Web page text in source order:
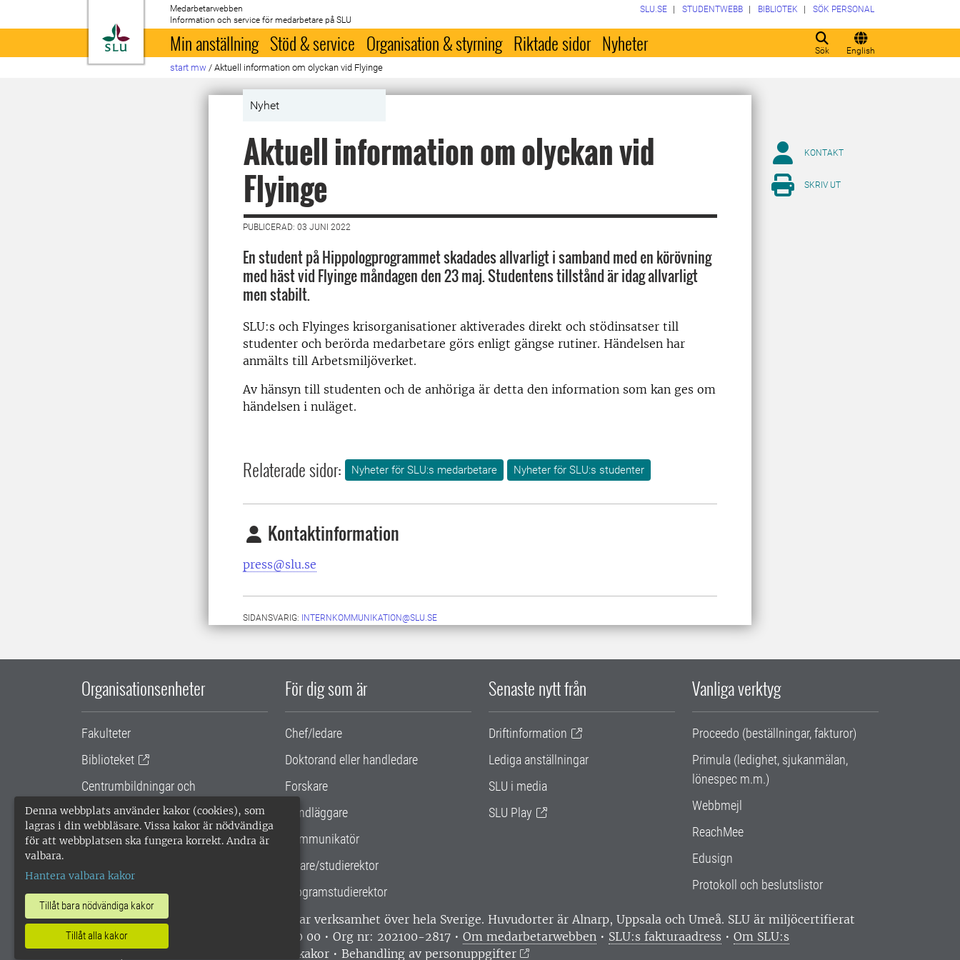
Denna webbplats använder kakor (cookies), som
lagras i din webbläsare. Vissa kakor är nödvändiga
för att webbplatsen ska fungera korrekt. Andra är
valbara.
Hantera valbara kakor
Tillåt bara nödvändiga kakor
Tillåt alla kakor
Till startsida
Medarbetarwebben
Information och service för medarbetare på SLU
Sök English
SLU.SE STUDENTWEBB BIBLIOTEK SÖK PERSONAL
Min anställning Stöd & service Organisation & styrning Riktade sidor Nyheter
start mw / Aktuell information om olyckan vid Flyinge
Nyhet
Aktuell information om olyckan vid
Flyinge
PUBLICERAD: 03 JUNI 2022
En student på Hippologprogrammet skadades allvarligt i samband med en körövning
med häst vid Flyinge måndagen den 23 maj. Studentens tillstånd är idag allvarligt
men stabilt.
SLU:s och Flyinges krisorganisationer aktiverades direkt och stödinsatser till
studenter och berörda medarbetare görs enligt gängse rutiner. Händelsen har
anmälts till Arbetsmiljöverket.
Av hänsyn till studenten och de anhöriga är detta den information som kan ges om
händelsen i nuläget.
Relaterade sidor: Nyheter för SLU:s medarbetare Nyheter för SLU:s studenter
Kontaktinformation
press@slu.se
SIDANSVARIG: INTERNKOMMUNIKATION@SLU.SE
KONTAKT
SKRIV UT
Organisationsenheter
Fakulteter
Biblioteket
Centrumbildningar och
samarbetsprojekt
Gemensamma verksamhetsstödet
För dig som är
Chef/ledare
Doktorand eller handledare
Forskare
Handläggare
Kommunikatör
Lärare/studierektor
Programstudierektor
Senaste nytt från
Driftinformation
Lediga anställningar
SLU i media
SLU Play
Vanliga verktyg
Proceedo (beställningar, fakturor)
Primula (ledighet, sjukanmälan,
lönespec m.m.)
Webbmejl
ReachMee
Edusign
Protokoll och beslutslistor
SLU, Sveriges lantbruksuniversitet, har verksamhet över hela Sverige. Huvudorter är Alnarp, Uppsala och Umeå. SLU är miljöcertifierat
enligt ISO 14001. •
Telefon: 018-67 10 00 • Org nr: 202100-2817 • Om medarbetarwebben • SLU:s fakturaadress • Om SLU:s
webbplatser
Hantera kakor •Behandling av personuppgifter